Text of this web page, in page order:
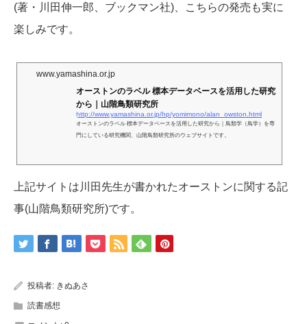
(著・川田伸一郎、ブックマン社)、こちらの発売も実に
楽しみです。
www.yamashina.or.jp
オーストンのラベル 標本データベースを活用した研究
から｜山階鳥類研究所
http://www.yamashina.or.jp/hp/yomimono/alan_owston.html
オーストンのラベル 標本データベースを活用した研究から｜鳥類学（鳥学）を専
門にしている研究機関、山階鳥類研究所のウェブサイトです。
上記サイトは川田先生が書かれたオーストンに関する記
事(山階鳥類研究所)です。
投稿者: きぬあさ
読書感想